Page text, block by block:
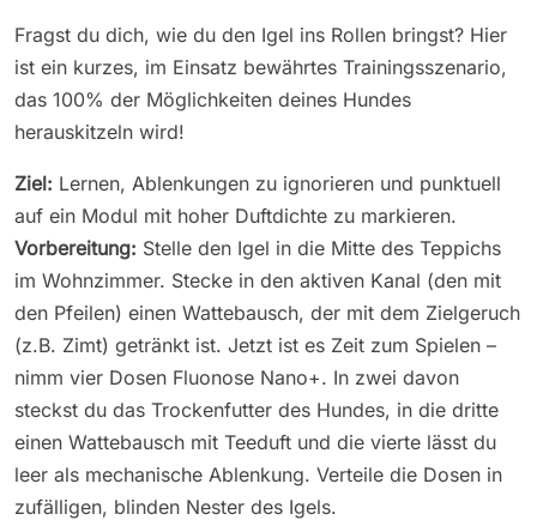
Fragst du dich, wie du den Igel ins Rollen bringst? Hier
ist ein kurzes, im Einsatz bewährtes Trainingsszenario,
das 100% der Möglichkeiten deines Hundes
herauskitzeln wird!
Ziel: Lernen, Ablenkungen zu ignorieren und punktuell
auf ein Modul mit hoher Duftdichte zu markieren.
Vorbereitung: Stelle den Igel in die Mitte des Teppichs
im Wohnzimmer. Stecke in den aktiven Kanal (den mit
den Pfeilen) einen Wattebausch, der mit dem Zielgeruch
(z.B. Zimt) getränkt ist. Jetzt ist es Zeit zum Spielen –
nimm vier Dosen Fluonose Nano+. In zwei davon
steckst du das Trockenfutter des Hundes, in die dritte
einen Wattebausch mit Teeduft und die vierte lässt du
leer als mechanische Ablenkung. Verteile die Dosen in
zufälligen, blinden Nester des Igels.